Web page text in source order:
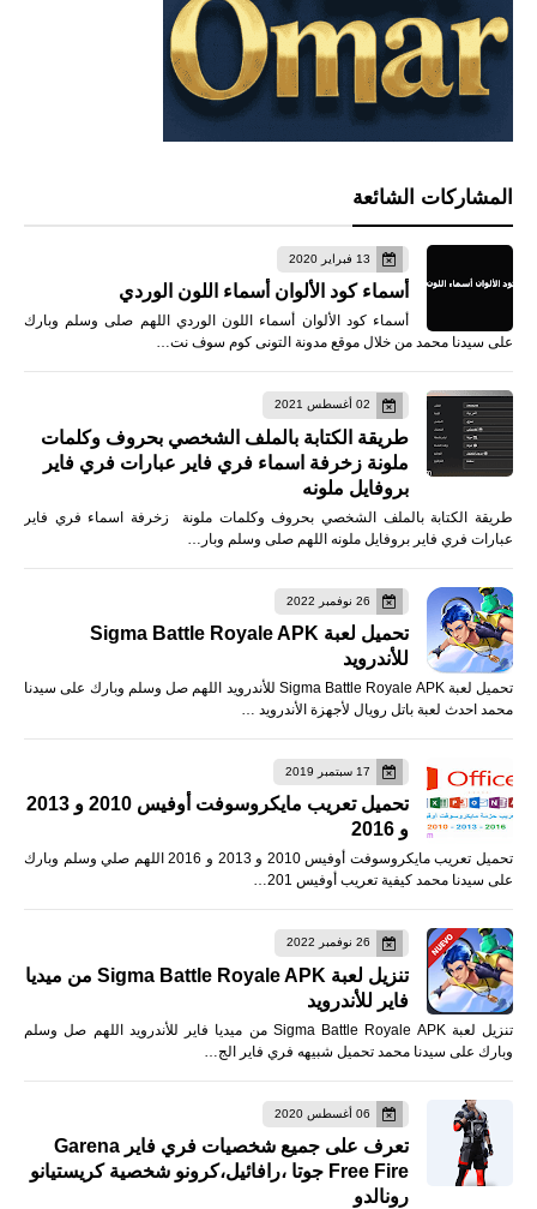
المشاركات الشائعة
13 فبراير 2020
أسماء كود الألوان أسماء اللون الوردي
أسماء كود الألوان أسماء اللون الوردي اللهم صلى وسلم وبارك
على سيدنا محمد من خلال موقع مدونة التونى كوم سوف نت…
02 أغسطس 2021
طريقة الكتابة بالملف الشخصي بحروف وكلمات
ملونة زخرفة اسماء فري فاير عبارات فري فاير
بروفايل ملونه
طريقة الكتابة بالملف الشخصي بحروف وكلمات ملونة زخرفة اسماء فري فاير
عبارات فري فاير بروفايل ملونه اللهم صلى وسلم وبار…
26 نوفمبر 2022
تحميل لعبة Sigma Battle Royale APK
للأندرويد
تحميل لعبة Sigma Battle Royale APK للأندرويد اللهم صل وسلم وبارك على سيدنا
محمد احدث لعبة باتل رويال لأجهزة الأندرويد …
17 سبتمبر 2019
تحميل تعريب مايكروسوفت أوفيس 2010 و 2013
و 2016
تحميل تعريب مايكروسوفت أوفيس 2010 و 2013 و 2016 اللهم صلي وسلم وبارك
على سيدنا محمد كيفية تعريب أوفيس 201…
26 نوفمبر 2022
تنزيل لعبة Sigma Battle Royale APK من ميديا
فاير للأندرويد
تنزيل لعبة Sigma Battle Royale APK من ميديا فاير للأندرويد اللهم صل وسلم
وبارك على سيدنا محمد تحميل شبيهه فري فاير الج…
06 أغسطس 2020
تعرف على جميع شخصيات فري فاير Garena
Free Fire جوتا ،رافائيل،كرونو شخصية كريستيانو
رونالدو